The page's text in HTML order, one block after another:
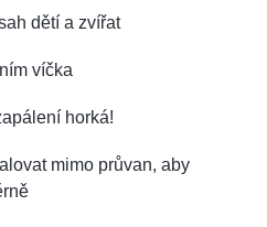
dětí a zvířat
víčka
horká!
mimo průvan, aby